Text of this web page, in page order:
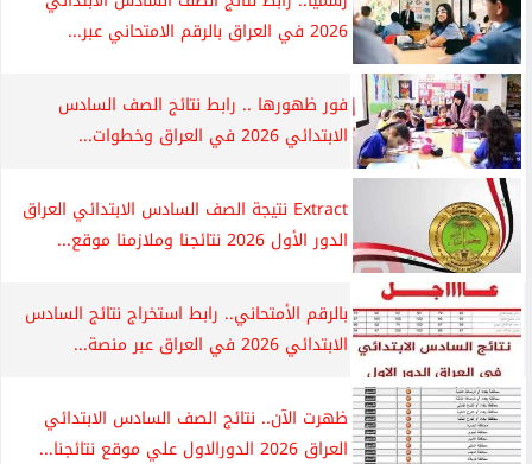
2026 في العراق بالرقم الامتحاني عبر...
فور ظهورها .. رابط نتائج الصف السادس
الابتدائي 2026 في العراق وخطوات...
Extract نتيجة الصف السادس الابتدائي العراق
الدور الأول 2026 نتائجنا وملازمنا موقع...
بالرقم الأمتحاني.. رابط استخراج نتائج السادس
الابتدائي 2026 في العراق عبر منصة...
ظهرت الآن.. نتائج الصف السادس الابتدائي
العراق 2026 الدورالاول علي موقع نتائجنا...